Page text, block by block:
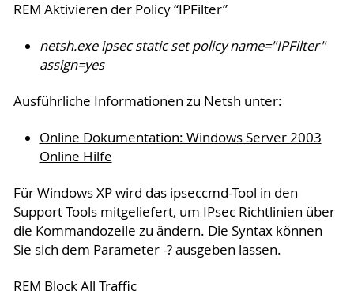
REM Aktivieren der Policy “IPFilter”
netsh.exe ipsec static set policy name="IPFilter"
assign=yes
Ausführliche Informationen zu Netsh unter:
Online Dokumentation: Windows Server 2003
Online Hilfe
Für Windows XP wird das ipseccmd-Tool in den
Support Tools mitgeliefert, um IPsec Richtlinien über
die Kommandozeile zu ändern. Die Syntax können
Sie sich dem Parameter -? ausgeben lassen.
REM Block All Traffic